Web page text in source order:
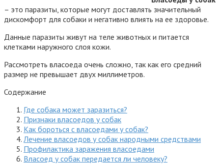
– это паразиты, которые могут доставлять значительный
дискомфорт для собаки и негативно влиять на ее здоровье.
Данные паразиты живут на теле животных и питается
клетками наружного слоя кожи.
Рассмотреть власоеда очень сложно, так как его средний
размер не превышает двух миллиметров.
Содержание
Где собака может заразиться?
Признаки власоедов у собак
Как бороться с власоедами у собак?
Лечение власоедов у собак народными средствами
Профилактика заражения власоедами
Власоед у собак передается ли человеку?